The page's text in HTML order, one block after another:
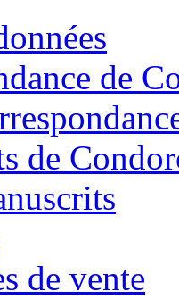
de
de
de vente